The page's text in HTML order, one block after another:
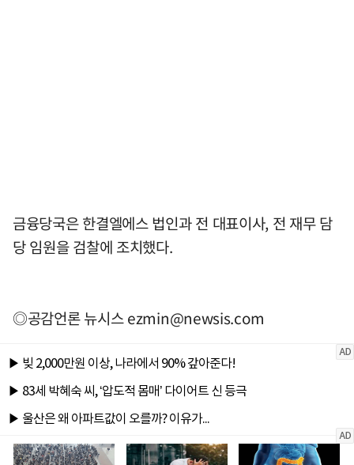
금융당국은 한결엘에스 법인과 전 대표이사, 전 재무 담
당 임원을 검찰에 조치했다.
◎공감언론 뉴시스ezmin@newsis.com